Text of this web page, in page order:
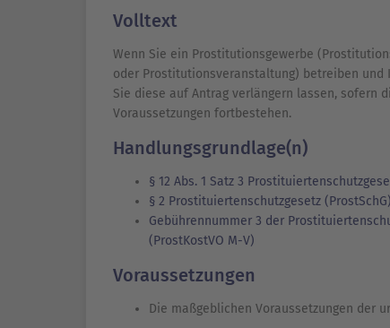
Volltext
Wenn Sie ein Prostitutionsgewerbe
oder Prostitutionsveranstaltung) betreiben
Sie diese auf Antrag verlängern lassen, sofern
Voraussetzungen fortbestehen.
Handlungsgrundlage(n)
§ 12 Abs. 1 Satz 3
§ 2 Prostituiertenschutzgesetz (ProstSchG)
Gebührennummer 3 der
(ProstKostVO M-V)
Voraussetzungen
Die maßgeblichen Voraussetzungen der